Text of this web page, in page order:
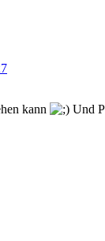
kann
Und